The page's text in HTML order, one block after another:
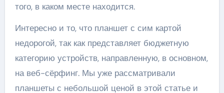
того, в каком месте находится.
Интересно и то, что планшет с сим картой
недорогой, так как представляет бюджетную
категорию устройств, направленную, в основном,
на веб-сёрфинг. Мы уже рассматривали
планшеты с небольшой ценой в этой статье и